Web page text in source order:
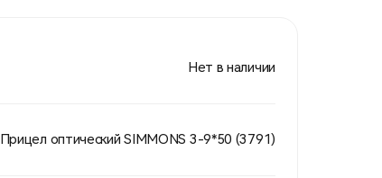
Нет в наличии
Прицел оптический SIMMONS 3-9*50 (3791)